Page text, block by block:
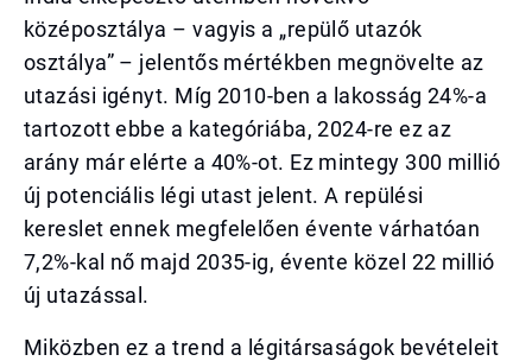
középosztálya – vagyis a „repülő utazók
osztálya” – jelentős mértékben megnövelte az
utazási igényt. Míg 2010-ben a lakosság 24%-a
tartozott ebbe a kategóriába, 2024-re ez az
arány már elérte a 40%-ot. Ez mintegy 300 millió
új potenciális légi utast jelent. A repülési
kereslet ennek megfelelően évente várhatóan
7,2%-kal nő majd 2035-ig, évente közel 22 millió
új utazással.
Miközben ez a trend a légitársaságok bevételeit